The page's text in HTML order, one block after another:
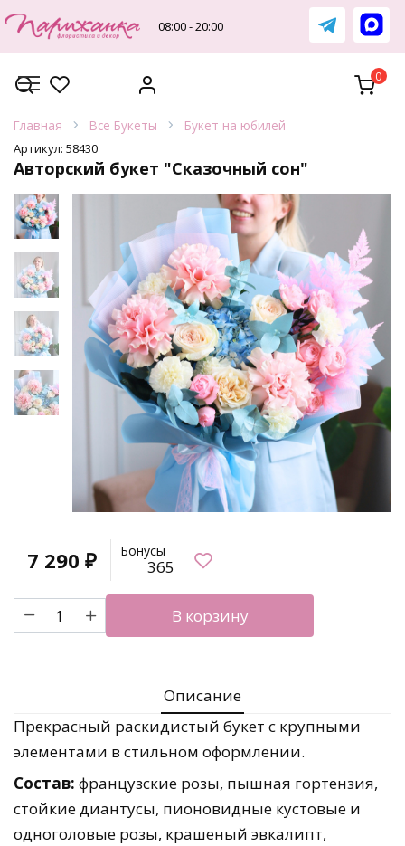
к
содержанию
08:00 - 20:00
0
Главная Все Букеты Букет на юбилей
Артикул: 58430
Авторский букет "Сказочный сон"
7 290 ₽ Бонусы
365
Количество
товара
В корзину
Описание
Прекрасный раскидистый букет с крупными
элементами в стильном оформлении.
Состав: французские розы, пышная гортензия,
стойкие диантусы, пионовидные кустовые и
одноголовые розы, крашеный эвкалипт,